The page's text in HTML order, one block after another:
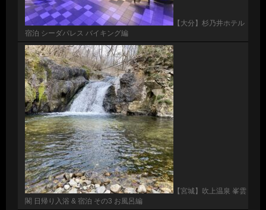
【大分】杉乃井ホテル
宿泊 シーダパレス バイキング編
【宮城】吹上温泉 峯雲
閣 日帰り入浴 & 宿泊 その3 お風呂編